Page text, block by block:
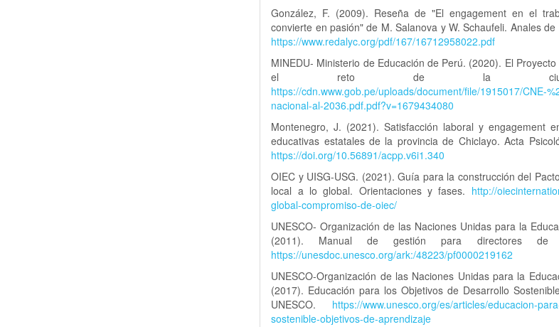
González, F. (2009). Reseña de "El engagement en el
convierte en pasión" de M. Salanova y W. Schaufeli. Anales
https://www.redalyc.org/pdf/167/16712958022.pdf
MINEDU- Ministerio de Educación de Perú. (2020). El
el reto de la
https://cdn.www.gob.pe/uploads/document/file/1915017/CNE-
nacional-al-2036.pdf.pdf?v=1679434080
Montenegro, J. (2021). Satisfacción laboral y engagement
educativas estatales de la provincia de Chiclayo. Acta
https://doi.org/10.56891/acpp.v6i1.340
OIEC y UISG-USG. (2021). Guía para la construcción del
local a lo global. Orientaciones y fases. http://
global-compromiso-de-oiec/
UNESCO- Organización de las Naciones Unidas para la
(2011). Manual de gestión para directores de
https://unesdoc.unesco.org/ark:/48223/pf0000219162
UNESCO-Organización de las Naciones Unidas para la
(2017). Educación para los Objetivos de Desarrollo
UNESCO. https://www.unesco.org/es/articles/educacion-
sostenible-objetivos-de-aprendizaje